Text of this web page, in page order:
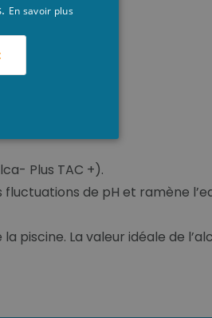
Plus TAC +).
de pH et ramène
piscine. La valeur idéale de
ENGLISH
En savoir plus